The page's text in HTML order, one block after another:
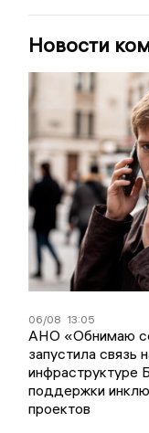
Новости
06/08 13:05
АНО «Обнимаю
запустила связь
инфраструктуре
поддержки
проектов